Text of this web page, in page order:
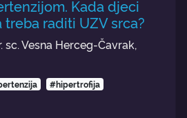
Kada djeci
raditi UZV srca?
sc. Vesna Herceg-Čavrak,
#hipertrofija